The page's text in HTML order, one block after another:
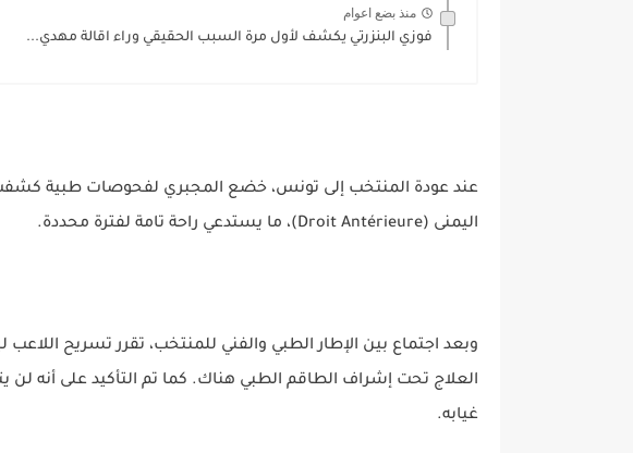
منذ بضع اعوام
فوزي البنزرتي يكشف لأول مرة السبب الحقيقي وراء اقالة مهدي...
عند عودة المنتخب إلى تونس، خضع المجبري لفحوصات طبية
اليمنى (Droit Antérieure)، ما يستدعي راحة تامة لفترة محددة.
وبعد اجتماع بين الإطار الطبي والفني للمنتخب، تقرر تسريح اللاعب
العلاج تحت إشراف الطاقم الطبي هناك. كما تم التأكيد على أنه
غيابه.